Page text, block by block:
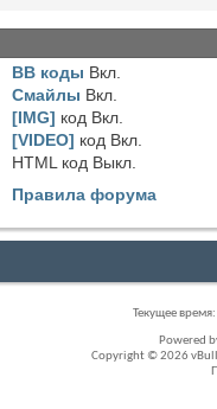
BB коды Вкл.
Смайлы Вкл.
[IMG] код Вкл.
[VIDEO] код Вкл.
HTML код Выкл.
Правила форума
Текущее время:
Powered
Copyright © 2026